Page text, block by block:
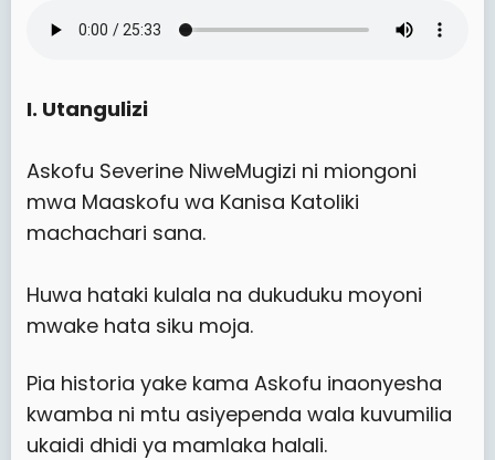
I. Utangulizi
Askofu Severine NiweMugizi ni miongoni
mwa Maaskofu wa Kanisa Katoliki
machachari sana.
Huwa hataki kulala na dukuduku moyoni
mwake hata siku moja.
Pia historia yake kama Askofu inaonyesha
kwamba ni mtu asiyependa wala kuvumilia
ukaidi dhidi ya mamlaka halali.